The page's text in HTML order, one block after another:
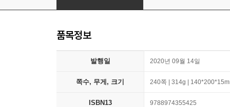
품목정보
발행일 2020년 09월 14일
쪽수, 무게, 크기 240쪽 | 314g |
ISBN13 9788974355425